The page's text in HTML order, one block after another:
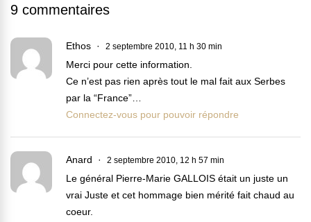
9 commentaires
Ethos 2 septembre 2010, 11 h 30 min
Merci pour cette information.
Ce n’est pas rien après tout le mal fait aux Serbes
par la “France”…
Connectez-vous pour pouvoir répondre
Anard 2 septembre 2010, 12 h 57 min
Le général Pierre-Marie GALLOIS était un juste un
vrai Juste et cet hommage bien mérité fait chaud au
coeur.